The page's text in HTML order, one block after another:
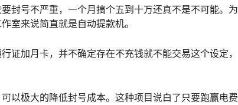
封号不严重，一个月搞个五到十万还真不是不可能。为
室来说简直就是自动提款机。
证加月卡，并不确定存在不充钱就不能交易这个设定，
以极大的降低封号成本。这种项目说白了只要跑赢电费